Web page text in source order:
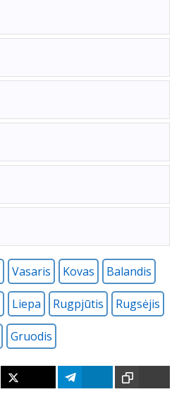
Vasaris Kovas Balandis
Liepa Rugpjūtis Rugsėjis
Gruodis